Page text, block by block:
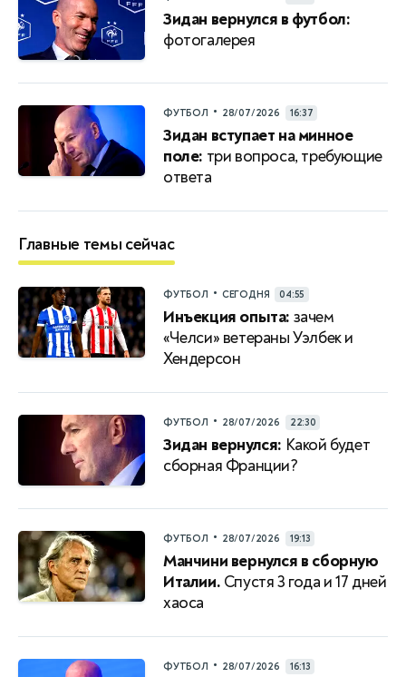
Зидан вернулся в футбол:
фотогалерея
ФУТБОЛ • 28/07/2026 16:37
Зидан вступает на минное
поле: три вопроса, требующие
ответа
Главные темы сейчас
ФУТБОЛ • СЕГОДНЯ 04:55
Инъекция опыта: зачем
«Челси» ветераны Уэлбек и
Хендерсон
ФУТБОЛ • 28/07/2026 22:30
Зидан вернулся: Какой будет
сборная Франции?
ФУТБОЛ • 28/07/2026 19:13
Манчини вернулся в сборную
Италии. Спустя 3 года и 17 дней
хаоса
ФУТБОЛ • 28/07/2026 16:13